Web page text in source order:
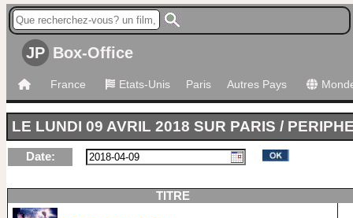
JP Box-Office
France Etats-Unis Paris Autres Pays
LE LUNDI 09 AVRIL 2018 SUR PARIS /
Date:
TITRE